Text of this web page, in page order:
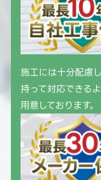
施工には十分配慮
持って対応できる
用意しております。